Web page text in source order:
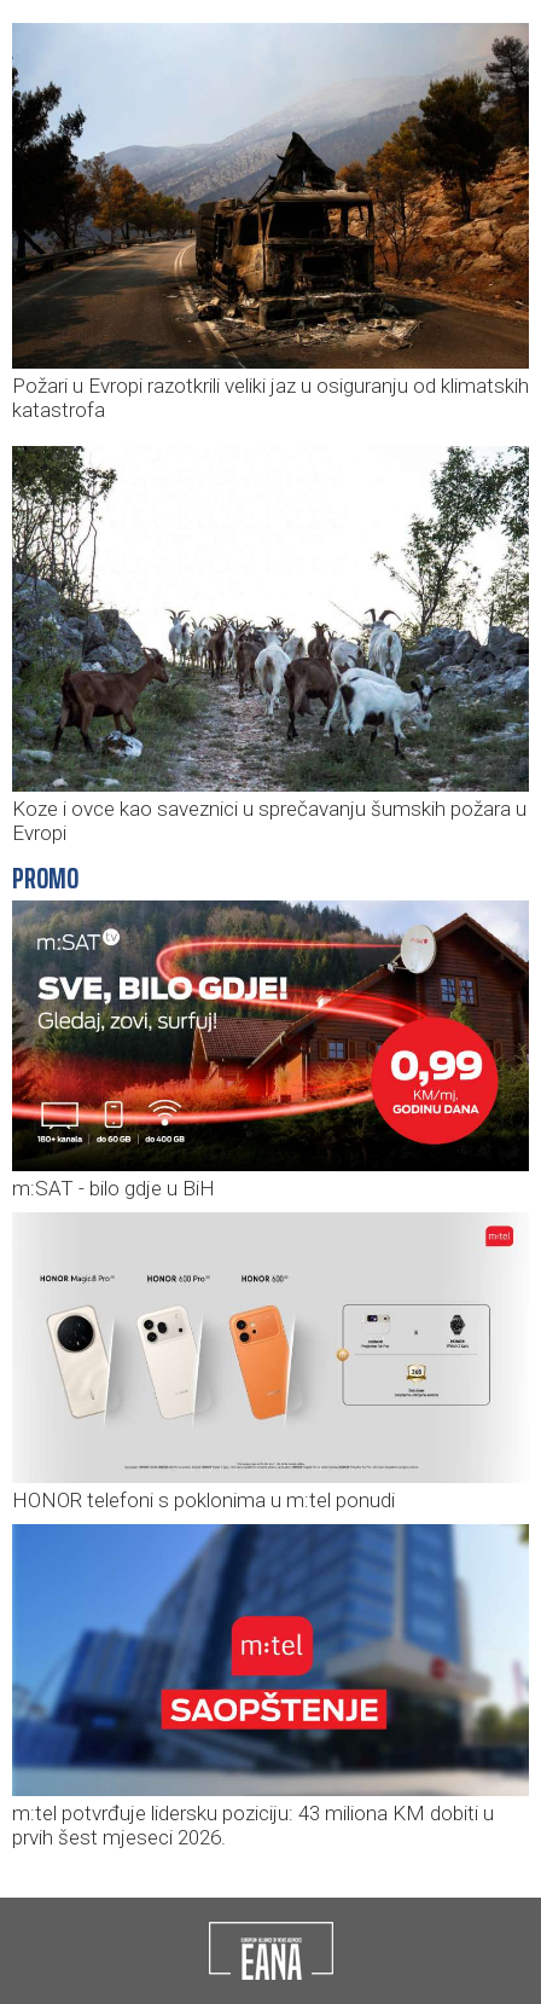
Požari u Evropi razotkrili veliki jaz u osiguranju od klimatskih
katastrofa
Koze i ovce kao saveznici u sprečavanju šumskih požara u
Evropi
PROMO
m:SAT - bilo gdje u BiH
HONOR telefoni s poklonima u m:tel ponudi
m:tel potvrđuje lidersku poziciju: 43 miliona KM dobiti u
prvih šest mjeseci 2026.